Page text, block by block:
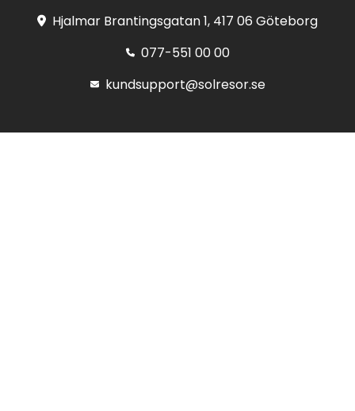
Hjalmar Brantingsgatan 1, 417 06 Göteborg
077-551 00 00
kundsupport@solresor.se